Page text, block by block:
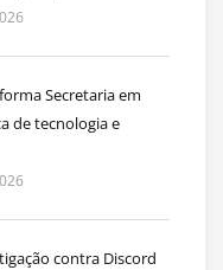
Secretaria em
de tecnologia e
contra Discord